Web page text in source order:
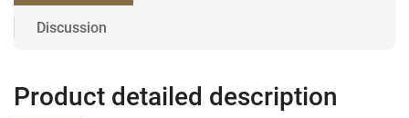
Discussion
Product detailed description